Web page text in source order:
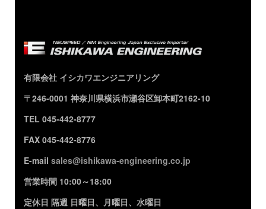
有限会社 イシカワエンジニアリング
〒246-0001 神奈川県横浜市瀬谷区卸本町2162-10
TEL 045-442-8777
FAX 045-442-8776
E-mail sales@ishikawa-engineering.co.jp
営業時間 10:00～18:00
定休日 隔週 日曜日、月曜日、水曜日